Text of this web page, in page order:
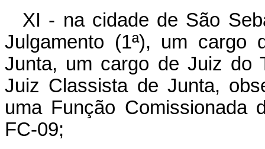
XI - na cidade de São
Julgamento (1ª), um cargo
Junta, um cargo de Juiz do
Juiz Classista de Junta,
uma Função
FC-09;